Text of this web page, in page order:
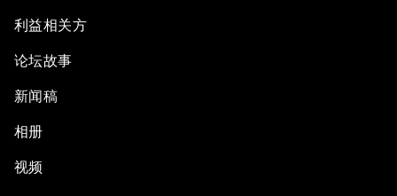
利益相关方
论坛故事
新闻稿
相册
视频